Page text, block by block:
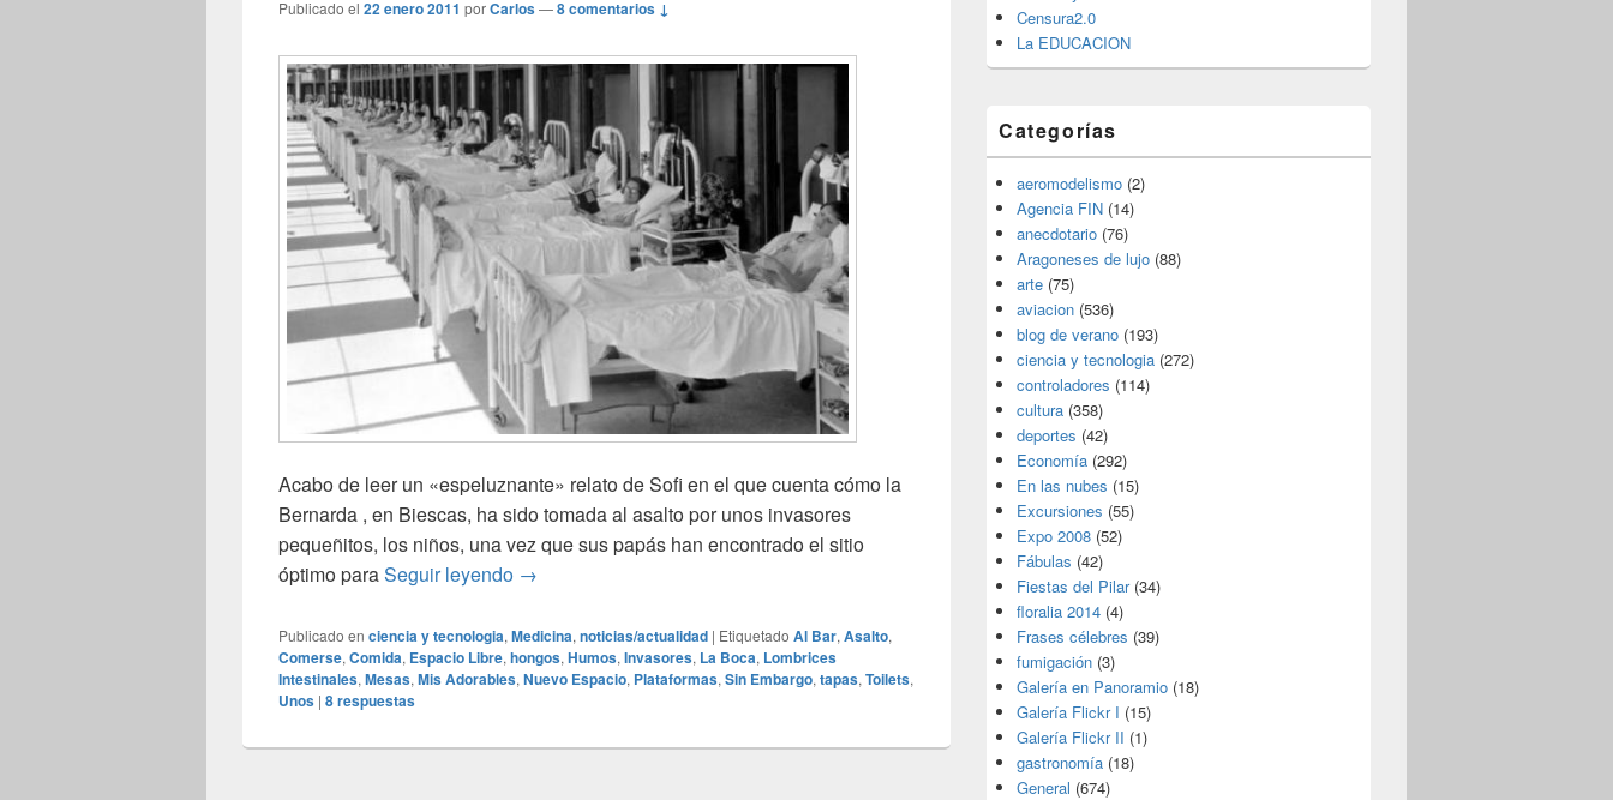
Publicado el 22 enero 2011 porCarlos—8 comentarios ↓
Acabo de leer un «espeluznante» relato de Sofi en el que cuenta cómo la
Bernarda , en Biescas, ha sido tomada al asalto por unos invasores
pequeñitos, los niños, una vez que sus papás han encontrado el sitio
óptimo paraSeguir leyendo Enganchados al bar
→
Publicado en ciencia y tecnologia, Medicina, noticias/actualidad | Etiquetado Al Bar, Asalto,
Comerse, Comida, Espacio Libre, hongos, Humos, Invasores, La Boca, Lombrices
Intestinales, Mesas, Mis Adorables, Nuevo Espacio, Plataformas, Sin Embargo, tapas, Toilets,
Unos | 8respuestas
Censura2.0
La EDUCACION
Categorías
aeromodelismo (2)
Agencia FIN (14)
anecdotario (76)
Aragoneses de lujo (88)
arte (75)
aviacion (536)
blog de verano (193)
ciencia y tecnologia (272)
controladores (114)
cultura (358)
deportes (42)
Economía (292)
En las nubes (15)
Excursiones (55)
Expo 2008 (52)
Fábulas (42)
Fiestas del Pilar(34)
floralia 2014 (4)
Frases célebres (39)
fumigación (3)
Galería en Panoramio (18)
Galería Flickr I (15)
Galería Flickr II (1)
gastronomía (18)
General (674)